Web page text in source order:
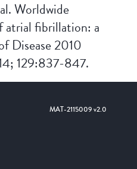
Worldwide
atrial fibrillation: a
Disease 2010
129:837-847.
MAT-2115009 v2.0